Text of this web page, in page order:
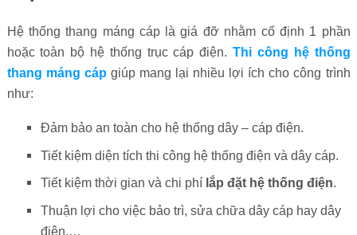
Hệ thống thang máng cáp là giá đỡ nhằm cố định 1 phần
hoặc toàn bộ hệ thống trục cáp điện.Thi công hệ thống
thang máng cápgiúp mang lại nhiều lợi ích cho công trình
như:
Đảm bảo an toàn cho hệ thống dây – cáp điện.
Tiết kiệm diện tích thi công hệ thống điện và dây cáp.
Tiết kiệm thời gian và chi phí lắp đặt hệ thống điện.
Thuận lợi cho việc bảo trì, sửa chữa dây cáp hay dây
điện,…